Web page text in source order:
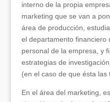
interno de la propia
marketing que se van a
área de producción,
el departamento financiero
personal de la empresa, y
estrategias de
(en el caso de que ésta las
En el área del marketing,